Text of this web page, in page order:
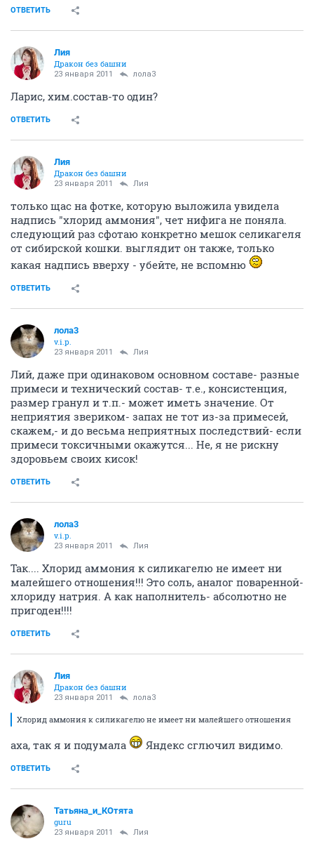
ОТВЕТИТЬ
Лия
Дракон без башни
23 января 2011 лола3
Ларис, хим.состав-то один?
ОТВЕТИТЬ
Лия
Дракон без башни
23 января 2011 Лия
только щас на фотке, которую выложила увидела
надпись "хлорид аммония", чет нифига не поняла.
следующий раз сфотаю конкретно мешок селикагеля
от сибирской кошки. выглядит он также, только
какая надпись вверху - убейте, не вспомню
ОТВЕТИТЬ
лола3
v.i.p.
23 января 2011 Лия
Лий, даже при одинаковом основном составе- разные
примеси и технический состав- т.е., консистенция,
размер гранул и т.п.- может иметь значение. От
неприятия звериком- запах не тот из-за примесей,
скажем,- и до весьма неприятных последствий- если
примеси токсичными окажутся... Не, я не рискну
здоровьем своих кисок!
ОТВЕТИТЬ
лола3
v.i.p.
23 января 2011 Лия
Так.... Хлорид аммония к силикагелю не имеет ни
малейшего отношения!!! Это соль, аналог поваренной-
хлориду натрия. А как наполнитель- абсолютно не
пригоден!!!!
ОТВЕТИТЬ
Лия
Дракон без башни
23 января 2011 лола3
Хлорид аммония к силикагелю не имеет ни малейшего отношения
аха, так я и подумала Яндекс сглючил видимо.
ОТВЕТИТЬ
Татьяна_и_КОтята
guru
23 января 2011 Лия